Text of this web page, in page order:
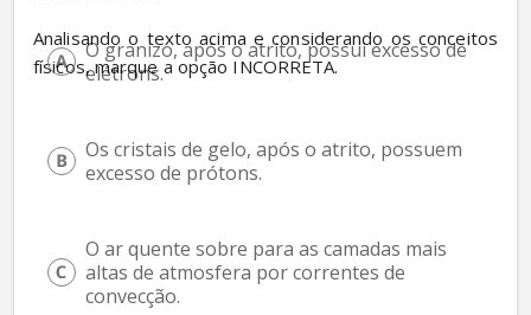
Analisando o texto acima e considerando os conceitos
físicos, marque a opção INCORRETA.
O granizo, após o atrito, possui excesso de
elétrons.
Os cristais de gelo, após o atrito, possuem
excesso de prótons.
O ar quente sobre para as camadas mais
altas de atmosfera por correntes de
convecção.